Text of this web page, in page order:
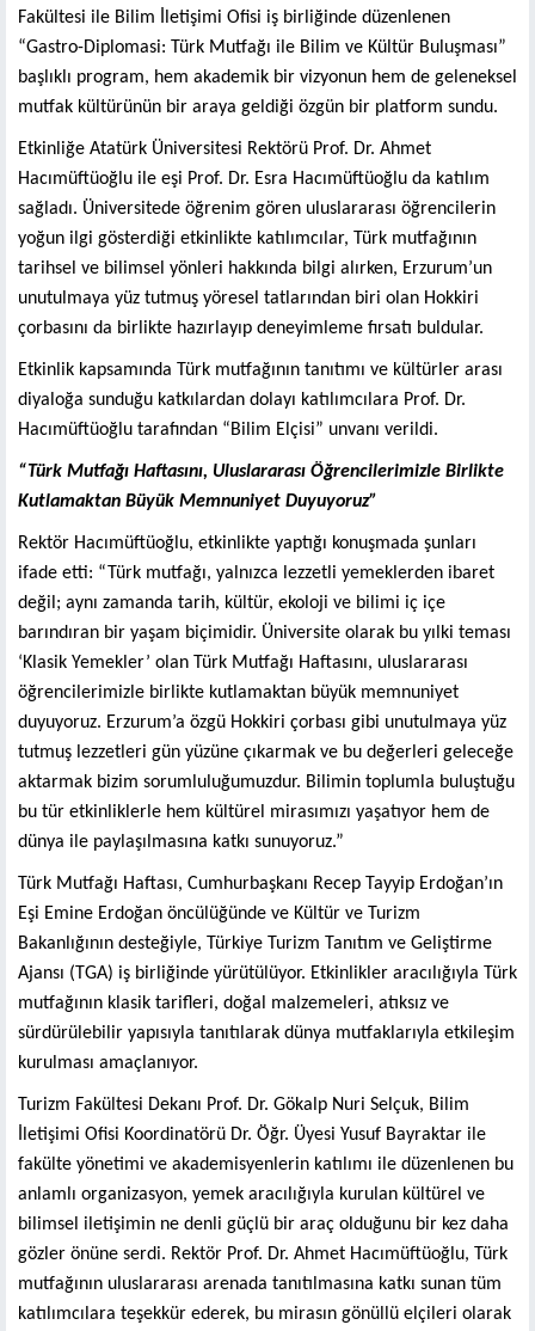
Fakültesi ile Bilim İletişimi Ofisi iş birliğinde düzenlenen
“Gastro-Diplomasi: Türk Mutfağı ile Bilim ve Kültür Buluşması”
başlıklı program, hem akademik bir vizyonun hem de geleneksel
mutfak kültürünün bir araya geldiği özgün bir platform sundu.
Etkinliğe Atatürk Üniversitesi Rektörü Prof. Dr. Ahmet
Hacımüftüoğlu ile eşi Prof. Dr. Esra Hacımüftüoğlu da katılım
sağladı. Üniversitede öğrenim gören uluslararası öğrencilerin
yoğun ilgi gösterdiği etkinlikte katılımcılar, Türk mutfağının
tarihsel ve bilimsel yönleri hakkında bilgi alırken, Erzurum’un
unutulmaya yüz tutmuş yöresel tatlarından biri olan Hokkiri
çorbasını da birlikte hazırlayıp deneyimleme fırsatı buldular.
Etkinlik kapsamında Türk mutfağının tanıtımı ve kültürler arası
diyaloğa sunduğu katkılardan dolayı katılımcılara Prof. Dr.
Hacımüftüoğlu tarafından “Bilim Elçisi” unvanı verildi.
“Türk Mutfağı Haftasını, Uluslararası Öğrencilerimizle Birlikte
Kutlamaktan Büyük Memnuniyet Duyuyoruz”
Rektör Hacımüftüoğlu, etkinlikte yaptığı konuşmada şunları
ifade etti: “Türk mutfağı, yalnızca lezzetli yemeklerden ibaret
değil; aynı zamanda tarih, kültür, ekoloji ve bilimi iç içe
barındıran bir yaşam biçimidir. Üniversite olarak bu yılki teması
‘Klasik Yemekler’ olan Türk Mutfağı Haftasını, uluslararası
öğrencilerimizle birlikte kutlamaktan büyük memnuniyet
duyuyoruz. Erzurum’a özgü Hokkiri çorbası gibi unutulmaya yüz
tutmuş lezzetleri gün yüzüne çıkarmak ve bu değerleri geleceğe
aktarmak bizim sorumluluğumuzdur. Bilimin toplumla buluştuğu
bu tür etkinliklerle hem kültürel mirasımızı yaşatıyor hem de
dünya ile paylaşılmasına katkı sunuyoruz.”
Türk Mutfağı Haftası, Cumhurbaşkanı Recep Tayyip Erdoğan’ın
Eşi Emine Erdoğan öncülüğünde ve Kültür ve Turizm
Bakanlığının desteğiyle, Türkiye Turizm Tanıtım ve Geliştirme
Ajansı (TGA) iş birliğinde yürütülüyor. Etkinlikler aracılığıyla Türk
mutfağının klasik tarifleri, doğal malzemeleri, atıksız ve
sürdürülebilir yapısıyla tanıtılarak dünya mutfaklarıyla etkileşim
kurulması amaçlanıyor.
Turizm Fakültesi Dekanı Prof. Dr. Gökalp Nuri Selçuk, Bilim
İletişimi Ofisi Koordinatörü Dr. Öğr. Üyesi Yusuf Bayraktar ile
fakülte yönetimi ve akademisyenlerin katılımı ile düzenlenen bu
anlamlı organizasyon, yemek aracılığıyla kurulan kültürel ve
bilimsel iletişimin ne denli güçlü bir araç olduğunu bir kez daha
gözler önüne serdi. Rektör Prof. Dr. Ahmet Hacımüftüoğlu, Türk
mutfağının uluslararası arenada tanıtılmasına katkı sunan tüm
katılımcılara teşekkür ederek, bu mirasın gönüllü elçileri olarak